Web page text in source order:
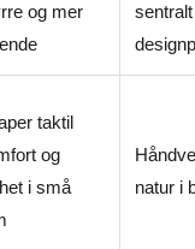
og mer
sentralt
taktil
og
i små
natur i